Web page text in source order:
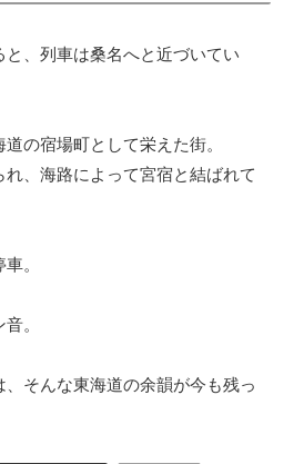
と、列車は桑名へと近づいてい
の宿場町として栄えた街。
れ、海路によって宮宿と結ばれて
。
。
そんな東海道の余韻が今も残っ